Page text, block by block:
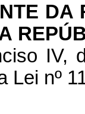
IV,
Lei nº